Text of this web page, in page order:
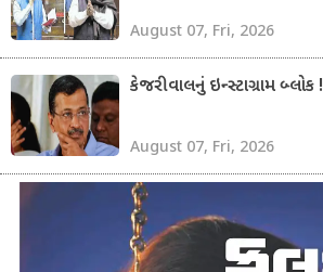
August 07, Fri, 2026
કેજરીવાલનું ઇન્સ્ટાગ્રામ બ્લોક !
August 07, Fri, 2026